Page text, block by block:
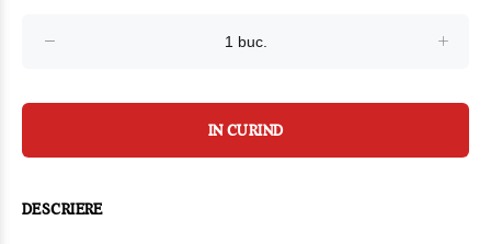
IN CURIND
DESCRIERE